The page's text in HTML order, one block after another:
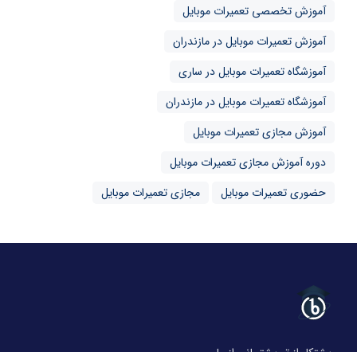
آموزش تخصصی تعمیرات موبایل
آموزش تعمیرات موبایل در مازندران
آموزشگاه تعمیرات موبایل در ساری
آموزشگاه تعمیرات موبایل در مازندران
آموزش مجازی تعمیرات موبایل
دوره آموزش مجازی تعمیرات موبایل
حضوری تعمیرات موبایل
مجازی تعمیرات موبایل